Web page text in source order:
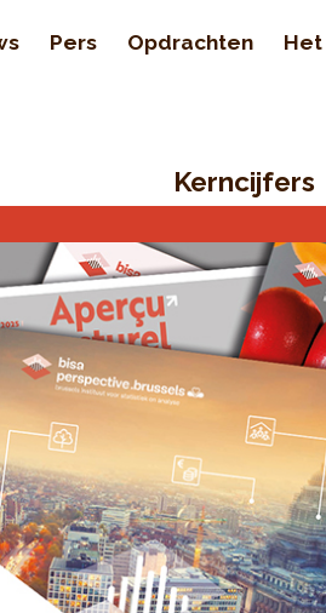
Pers Opdrachten
Kwaliteit
Kerncijfers